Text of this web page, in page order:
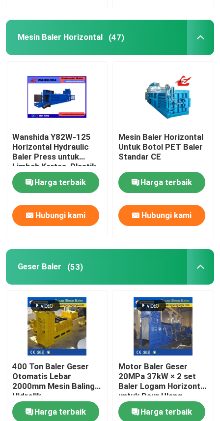
Mesin Baler Horizontal (47)
Wanshida Y82W-125
Horizontal Hydraulic
Baler Press untuk
Limbah Kertas, Plastik
& Botol PET
Harga terbaik
Hubungi kami
Mesin Baler Horizontal
Untuk Botol PET Baler
Standar CE
Harga terbaik
Hubungi kami
Geser Baler (53)
400 Ton Baler Geser
Otomatis Lebar
2000mm Mesin Baling
Hidrolik
Harga terbaik
Motor Baler Geser
20MPa 37kW × 2 set
Baler Logam Horizontal
untuk Daur Ulang
Logam Rongsokan
BeratHarga terbaik